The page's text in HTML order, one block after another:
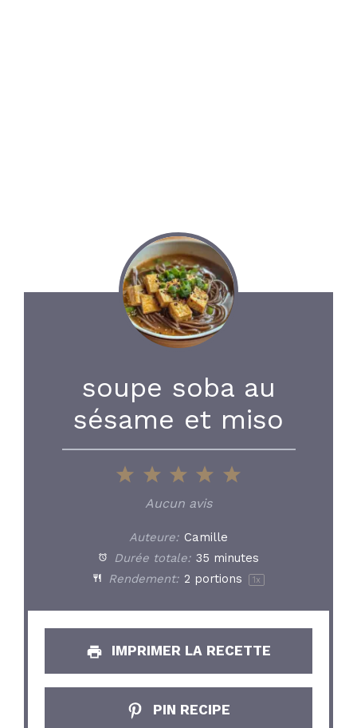
soupe soba au
sésame et miso
5
4
3
Stars
2
Stars
1
Star
Aucun avis
Auteure: Camille
Durée totale: 35 minutes
Rendement: 2 portions 1x
IMPRIMER LA RECETTE
PIN RECIPE